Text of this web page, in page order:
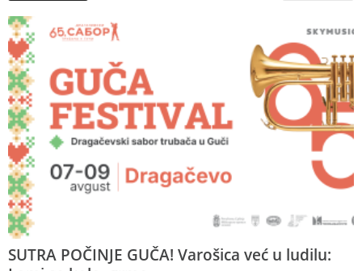
SUTRA POČINJE GUČA! Varošica već u ludilu: